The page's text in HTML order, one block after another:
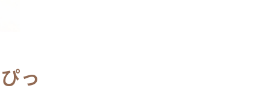
っ